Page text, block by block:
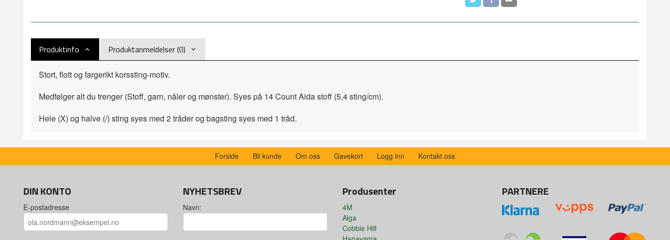
Produktinfo Produktanmeldelser (0)
Stort, flott og fargerikt korssting-motiv.
Medfølger alt du trenger (Stoff, garn, nåler og mønster). Syes på 14 Count Aida stoff (5,4 sting/cm).
Hele (X) og halve (/) sting syes med 2 tråder og bagsting syes med 1 tråd.
Forside Bli kunde Om oss Gavekort Logg inn Kontakt oss
DIN KONTO
E-postadresse
NYHETSBREV
Navn:
Produsenter
4M
Alga
Cobble Hill
PARTNERE